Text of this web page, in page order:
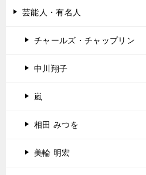
芸能人・有名人
チャールズ・チャップリン
中川翔子
嵐
相田 みつを
美輪 明宏